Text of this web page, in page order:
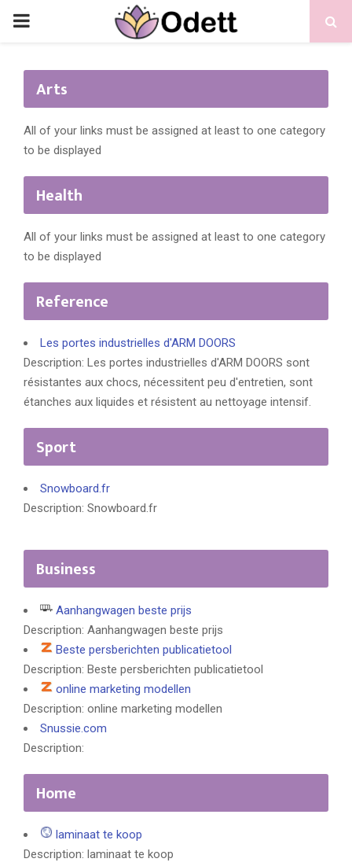
PRIMARY
Arts
All of your links must be assigned at least to one category
to be displayed
Health
All of your links must be assigned at least to one category
to be displayed
Reference
Les portes industrielles d'ARM DOORS
Description: Les portes industrielles d'ARM DOORS sont
résistantes aux chocs, nécessitent peu d'entretien, sont
étanches aux liquides et résistent au nettoyage intensif.
Sport
Snowboard.fr
Description: Snowboard.fr
Business
Aanhangwagen beste prijs
Description: Aanhangwagen beste prijs
Beste persberichten publicatietool
Description: Beste persberichten publicatietool
online marketing modellen
Description: online marketing modellen
Snussie.com
Description:
Home
laminaat te koop
Description: laminaat te koop